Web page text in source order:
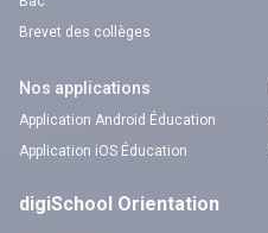
Brevet des collèges
Nos applications
Application Android Éducation
Application iOS Éducation
digiSchool Orientation